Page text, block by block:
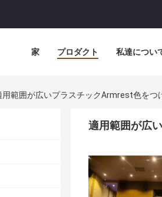
家 プロダクト 私達につい
用範囲が広いプラスチックArmrest色をつ
適用範囲が広